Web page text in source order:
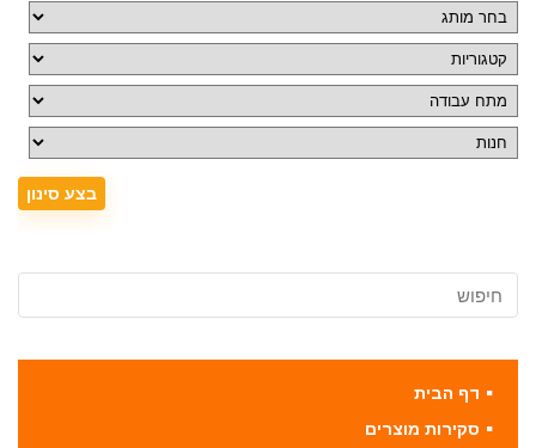
דף הבית
סקירות מוצרים